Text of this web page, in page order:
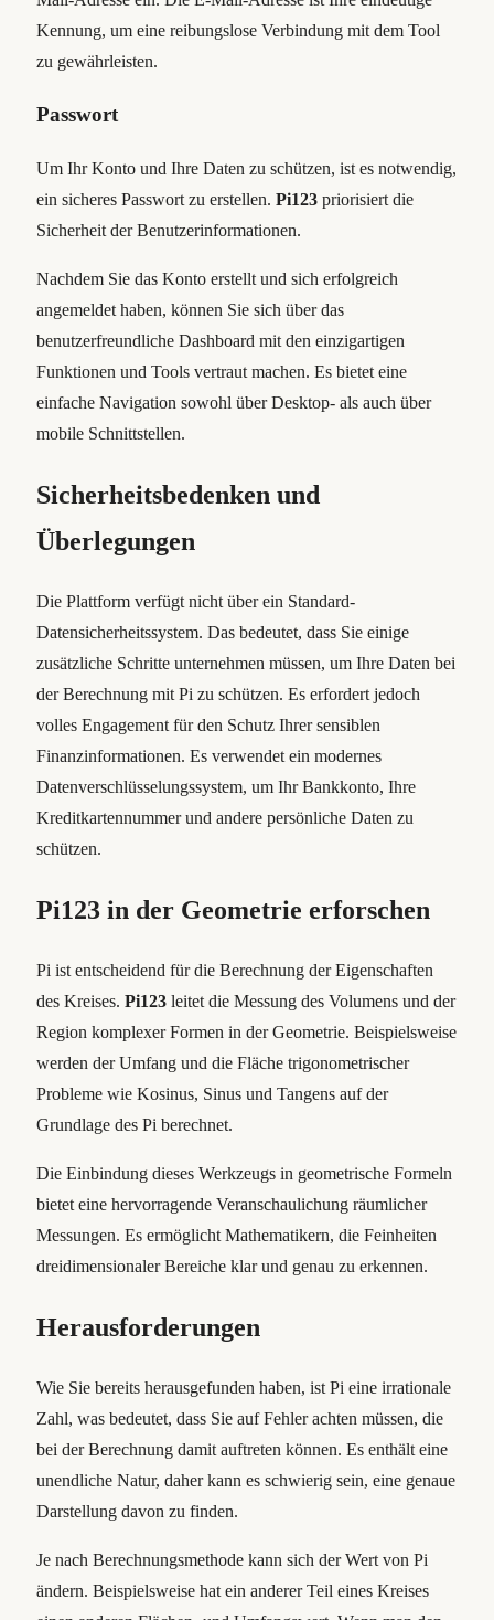
Kennung, um eine reibungslose Verbindung mit dem Tool
zu gewährleisten.
Passwort
Um Ihr Konto und Ihre Daten zu schützen, ist es notwendig,
ein sicheres Passwort zu erstellen. Pi123 priorisiert die
Sicherheit der Benutzerinformationen.
Nachdem Sie das Konto erstellt und sich erfolgreich
angemeldet haben, können Sie sich über das
benutzerfreundliche Dashboard mit den einzigartigen
Funktionen und Tools vertraut machen. Es bietet eine
einfache Navigation sowohl über Desktop- als auch über
mobile Schnittstellen.
Sicherheitsbedenken und
Überlegungen
Die Plattform verfügt nicht über ein Standard-
Datensicherheitssystem. Das bedeutet, dass Sie einige
zusätzliche Schritte unternehmen müssen, um Ihre Daten bei
der Berechnung mit Pi zu schützen. Es erfordert jedoch
volles Engagement für den Schutz Ihrer sensiblen
Finanzinformationen. Es verwendet ein modernes
Datenverschlüsselungssystem, um Ihr Bankkonto, Ihre
Kreditkartennummer und andere persönliche Daten zu
schützen.
Pi123 in der Geometrie erforschen
Pi ist entscheidend für die Berechnung der Eigenschaften
des Kreises. Pi123 leitet die Messung des Volumens und der
Region komplexer Formen in der Geometrie. Beispielsweise
werden der Umfang und die Fläche trigonometrischer
Probleme wie Kosinus, Sinus und Tangens auf der
Grundlage des Pi berechnet.
Die Einbindung dieses Werkzeugs in geometrische Formeln
bietet eine hervorragende Veranschaulichung räumlicher
Messungen. Es ermöglicht Mathematikern, die Feinheiten
dreidimensionaler Bereiche klar und genau zu erkennen.
Herausforderungen
Wie Sie bereits herausgefunden haben, ist Pi eine irrationale
Zahl, was bedeutet, dass Sie auf Fehler achten müssen, die
bei der Berechnung damit auftreten können. Es enthält eine
unendliche Natur, daher kann es schwierig sein, eine genaue
Darstellung davon zu finden.
Je nach Berechnungsmethode kann sich der Wert von Pi
ändern. Beispielsweise hat ein anderer Teil eines Kreises